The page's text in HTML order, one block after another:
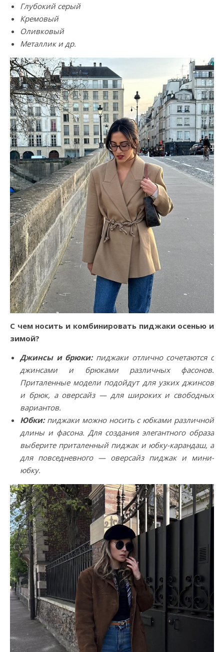
Глубокий серый
Кремовый
Оливковый
Металлик и др.
С чем носить и комбинировать пиджаки осенью и
зимой?
Джинсы и брюки:пиджаки отлично сочетаются с
джинсами и брюками различных фасонов.
Приталенные модели подойдут для узких джинсов
и брюк, а оверсайз — для широких и свободных
вариантов.
Юбки:пиджаки можно носить с юбками различной
длины и фасона. Для создания элегантного образа
выберите приталенный пиджак и юбку-карандаш, а
для повседневного — оверсайз пиджак и мини-
юбку.